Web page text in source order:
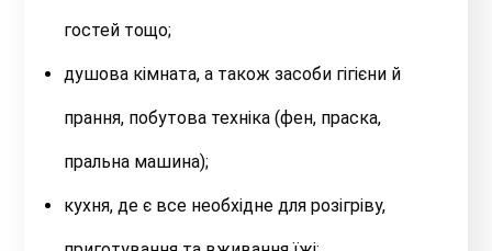
гостей тощо;
душова кімната, а також засоби гігієни й
прання, побутова техніка (фен, праска,
пральна машина);
кухня, де є все необхідне для розігріву,